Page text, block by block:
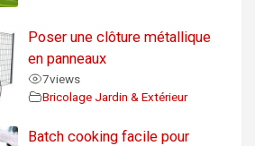
Poser une clôture métallique
en panneaux
7views
Bricolage Jardin & Extérieur
Batch cooking facile pour